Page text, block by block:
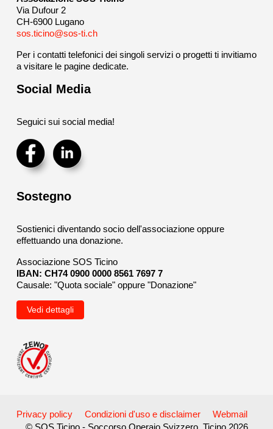
Via Dufour 2
CH-6900 Lugano
sos.ticino@sos-ti.ch
Per i contatti telefonici dei singoli servizi o progetti ti invitiamo
a visitare le pagine dedicate.
Social Media
Seguici sui social media!
Sostegno
Sostienici diventando socio dell'associazione oppure
effettuando una donazione.
Associazione SOS Ticino
IBAN: CH74 0900 0000 8561 7697 7
Causale: "Quota sociale" oppure "Donazione"
Vedi dettagli
Privacy policy Condizioni d'uso e disclaimer
Webmail
© SOS Ticino - Soccorso Operaio Svizzero, Ticino 2026